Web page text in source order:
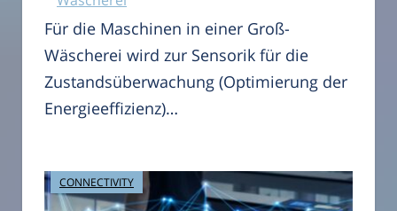
Für die Maschinen in einer Groß-
Wäscherei wird zur Sensorik für die
Zustandsüberwachung (Optimierung der
Energieeffizienz)…
CONNECTIVITY